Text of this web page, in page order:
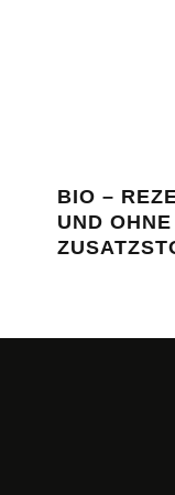
BIO –
UND